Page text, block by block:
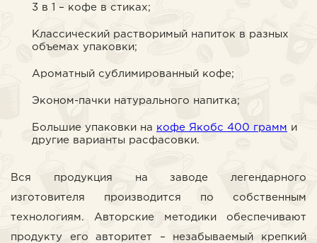
3 в 1 – кофе в стиках;
Классический растворимый напиток в разных
объемах упаковки;
Ароматный сублимированный кофе;
Эконом-пачки натурального напитка;
Большие упаковки на кофе Якобс 400 грамм и
другие варианты расфасовки.
Вся продукция на заводе легендарного
изготовителя производится по собственным
технологиям. Авторские методики обеспечивают
продукту его авторитет – незабываемый крепкий